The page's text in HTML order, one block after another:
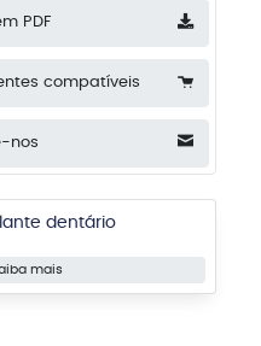
PDF
compatíveis
nos
dentário
mais